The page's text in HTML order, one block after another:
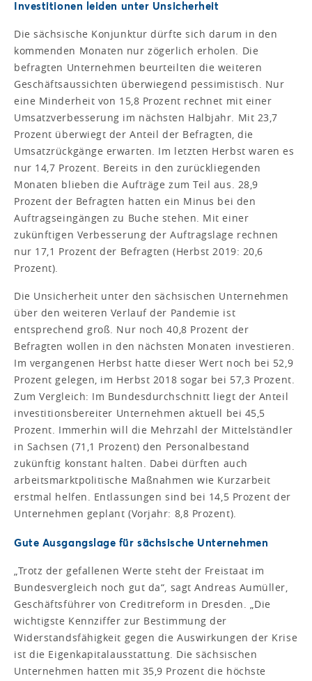
Investitionen leiden unter Unsicherheit
Die sächsische Konjunktur dürfte sich darum in den
kommenden Monaten nur zögerlich erholen. Die
befragten Unternehmen beurteilten die weiteren
Geschäftsaussichten überwiegend pessimistisch. Nur
eine Minderheit von 15,8 Prozent rechnet mit einer
Umsatzverbesserung im nächsten Halbjahr. Mit 23,7
Prozent überwiegt der Anteil der Befragten, die
Umsatzrückgänge erwarten. Im letzten Herbst waren es
nur 14,7 Prozent. Bereits in den zurückliegenden
Monaten blieben die Aufträge zum Teil aus. 28,9
Prozent der Befragten hatten ein Minus bei den
Auftragseingängen zu Buche stehen. Mit einer
zukünftigen Verbesserung der Auftragslage rechnen
nur 17,1 Prozent der Befragten (Herbst 2019: 20,6
Prozent).
Die Unsicherheit unter den sächsischen Unternehmen
über den weiteren Verlauf der Pandemie ist
entsprechend groß. Nur noch 40,8 Prozent der
Befragten wollen in den nächsten Monaten investieren.
Im vergangenen Herbst hatte dieser Wert noch bei 52,9
Prozent gelegen, im Herbst 2018 sogar bei 57,3 Prozent.
Zum Vergleich: Im Bundesdurchschnitt liegt der Anteil
investitionsbereiter Unternehmen aktuell bei 45,5
Prozent. Immerhin will die Mehrzahl der Mittelständler
in Sachsen (71,1 Prozent) den Personalbestand
zukünftig konstant halten. Dabei dürften auch
arbeitsmarktpolitische Maßnahmen wie Kurzarbeit
erstmal helfen. Entlassungen sind bei 14,5 Prozent der
Unternehmen geplant (Vorjahr: 8,8 Prozent).
Gute Ausgangslage für sächsische Unternehmen
„Trotz der gefallenen Werte steht der Freistaat im
Bundesvergleich noch gut da“, sagt Andreas Aumüller,
Geschäftsführer von Creditreform in Dresden. „Die
wichtigste Kennziffer zur Bestimmung der
Widerstandsfähigkeit gegen die Auswirkungen der Krise
ist die Eigenkapitalausstattung. Die sächsischen
Unternehmen hatten mit 35,9 Prozent die höchste